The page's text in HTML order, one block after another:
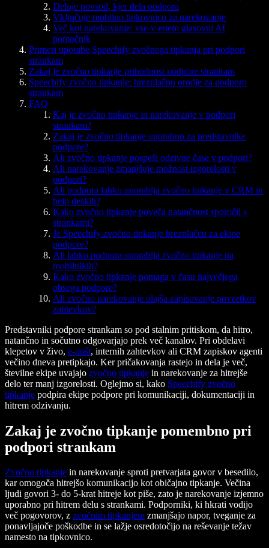
Deluje povsod, kjer dela podpora
Vključuje mobilno tipkovnico za narekovanje
Več kot narekovanje: vse-v-enem glasovni AI
pomočnik
Primeri uporabe Speechify zvočnega tipkanja pri podpori
strankam
Zakaj je zvočno tipkanje prihodnost podpore strankam
Speechify zvočno tipkanje: brezplačno orodje za podporo
strankam
FAQ
Kaj je zvočno tipkanje in narekovanje v podpori
strankam?
Zakaj je zvočno tipkanje uporabno za predstavnike
podpore?
Ali zvočno tipkanje pospeši odzivne čase v podpori?
Ali narekovanje zmanjšuje možnost izgorelosti v
podpori?
Ali podpora lahko uporablja zvočno tipkanje v CRM in
help deskih?
Kako zvočno tipkanje poveča natančnost sporočil s
strankami?
Je Speechify zvočno tipkanje brezplačen za ekipe
podpore?
Ali lahko podpora uporablja zvočno tipkanje na
mobilnikih?
Kako zvočno tipkanje pomaga v času največjega
obsega podpore?
Ali zvočno narekovanje olajša zapisovanje povzetkov
zahtevkov?
Predstavniki podpore strankam so pod stalnim pritiskom, da hitro,
natančno in sočutno odgovarjajo prek več kanalov. Pri obdelavi
klepetov v živo, e-pošt, internih zahtevkov ali CRM zapiskov agenti
večino dneva pretipkajo. Ker pričakovanja rastejo in dela je več,
številne ekipe uvajajo zvočno tipkanje in narekovanje za hitrejše
delo ter manj izgorelosti. Oglejmo si, kako Speechify zvočno
tipkanje podpira ekipe podpore pri komunikaciji, dokumentaciji in
hitrem odzivanju.
Zakaj je zvočno tipkanje pomembno pri
podpori strankam
Zvočno tipkanje in narekovanje sproti pretvarjata govor v besedilo,
kar omogoča hitrejšo komunikacijo kot običajno tipkanje. Večina
ljudi govori 3- do 5-krat hitreje kot piše, zato je narekovanje izjemno
uporabno pri hitrem delu s strankami. Podporniki, ki hkrati vodijo
več pogovorov, z zvočnim tipkanjem zmanjšajo napor, tveganje za
ponavljajoče poškodbe in se lažje osredotočijo na reševanje težav
namesto na tipkovnico.